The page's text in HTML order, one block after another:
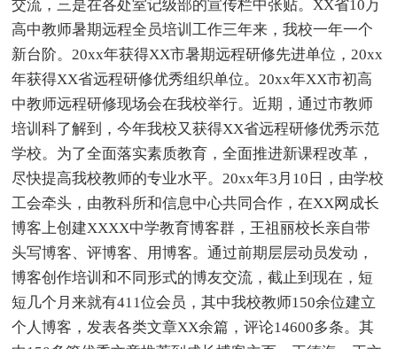
交流，三是在各处室记级部的宣传栏中张贴。XX省10万
高中教师暑期远程全员培训工作三年来，我校一年一个
新台阶。20xx年获得XX市暑期远程研修先进单位，20xx
年获得XX省远程研修优秀组织单位。20xx年XX市初高
中教师远程研修现场会在我校举行。近期，通过市教师
培训科了解到，今年我校又获得XX省远程研修优秀示范
学校。为了全面落实素质教育，全面推进新课程改革，
尽快提高我校教师的专业水平。20xx年3月10日，由学校
工会牵头，由教科所和信息中心共同合作，在XX网成长
博客上创建XXXX中学教育博客群，王祖丽校长亲自带
头写博客、评博客、用博客。通过前期层层动员发动，
博客创作培训和不同形式的博友交流，截止到现在，短
短几个月来就有411位会员，其中我校教师150余位建立
个人博客，发表各类文章XX余篇，评论14600多条。其